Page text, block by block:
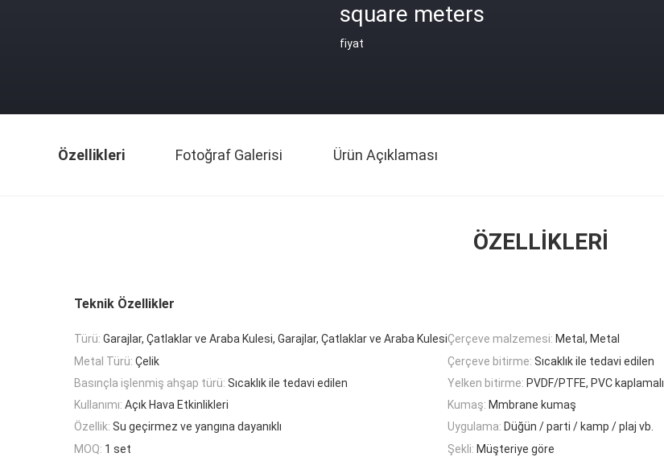
square meters
fiyat
Özellikleri Fotoğraf Galerisi Ürün Açıklaması
ÖZELLIKLERI
Teknik Özellikler
Türü: Garajlar, Çatlaklar ve Araba Kulesi, Garajlar, Çatlaklar ve Araba KulesiÇerçeve malzemesi: Metal, Metal
Metal Türü: Çelik Çerçeve bitirme: Sıcaklık ile tedavi edilen
Basınçla işlenmiş ahşap türü: Sıcaklık ile tedavi edilen Yelken bitirme: PVDF/PTFE, PVC kaplamalı
Kullanımı: Açık Hava Etkinlikleri Kumaş: Mmbrane kumaş
Özellik: Su geçirmez ve yangına dayanıklı Uygulama: Düğün / parti / kamp / plaj vb.
MOQ: 1 set Şekli: Müşteriye göre